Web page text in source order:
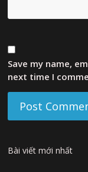
Save my name,
next time I
Bài viết mới nhất